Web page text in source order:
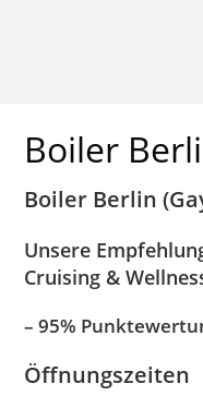
Boiler
Boiler Berlin
Unsere
Cruising &
– 95%
Öffnungszeiten